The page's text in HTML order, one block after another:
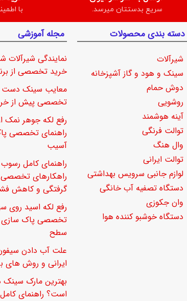
سریع بدستتان میرسد. با
دسته بندی محصولات
شیرآلات
سینک و هود و گاز آشپزخانه
دوش حمام
روشویی
آینه هوشمند
توالت فرنگی
وال هنگ
توالت ایرانی
لوازم جانبی سرویس بهداشتی
دستگاه تصفیه آب خانگی
وان جکوزی
دستگاه خوشبو کننده هوا
مجله آموزشی
نمایندگی شیرآلات
خرید تخصصی از
معایب سینک دست
تخصصی پیش از
رفع لکه جوهر نمک
راهنمای تخصصی
آسیب
راهنمای کامل
راهکارهای تخصصی
گرفتگی و کاهش
رفع لکه اسید روی
تخصصی پاک سازی
سطح
علت آب دادن
ایرانی و روش های
بهترین مارک
است؟ راهنمای